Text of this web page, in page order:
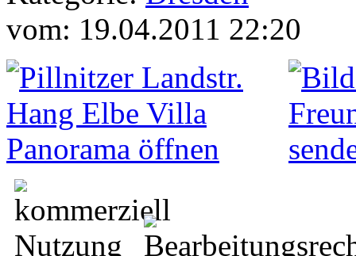
vom: 19.04.2011 22:20